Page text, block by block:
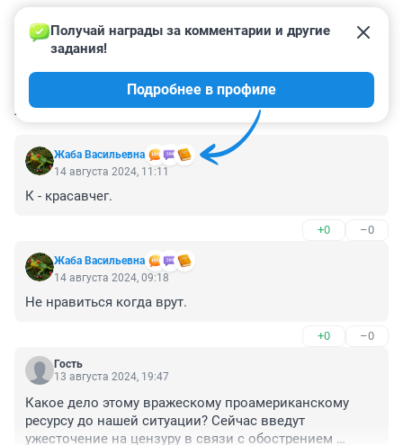
КОММЕНТАРИИ 61
Жаба Васильевна
Получай награды за комментарии и другие
задания!
Подробнее в профиле
14 августа 2024, 11:11
К - красавчег.
+0 –0
Жаба Васильевна
14 августа 2024, 09:18
Не нравиться когда врут.
+0 –0
Гость
13 августа 2024, 19:47
Какое дело этому вражескому проамериканскому
ресурсу до нашей ситуации? Сейчас введут
ужесточение на цензуру в связи с обострением